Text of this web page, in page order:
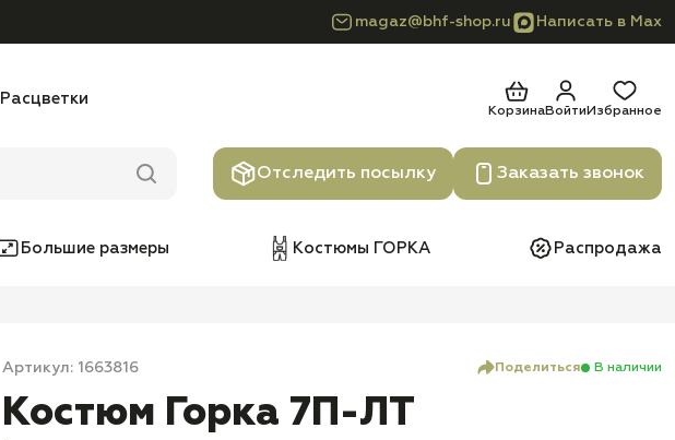
magaz@bhf-shop.ru Написать в Max
Расцветки
КорзинаВойти Избранное
Отследить посылку Заказать звонок
Большие размеры Костюмы ГОРКА Распродажа
Артикул: 1663816 Поделиться В наличии
Костюм Горка 7П-ЛТ